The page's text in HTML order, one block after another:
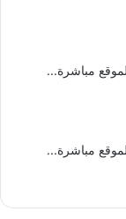
مباشرة...
مباشرة...